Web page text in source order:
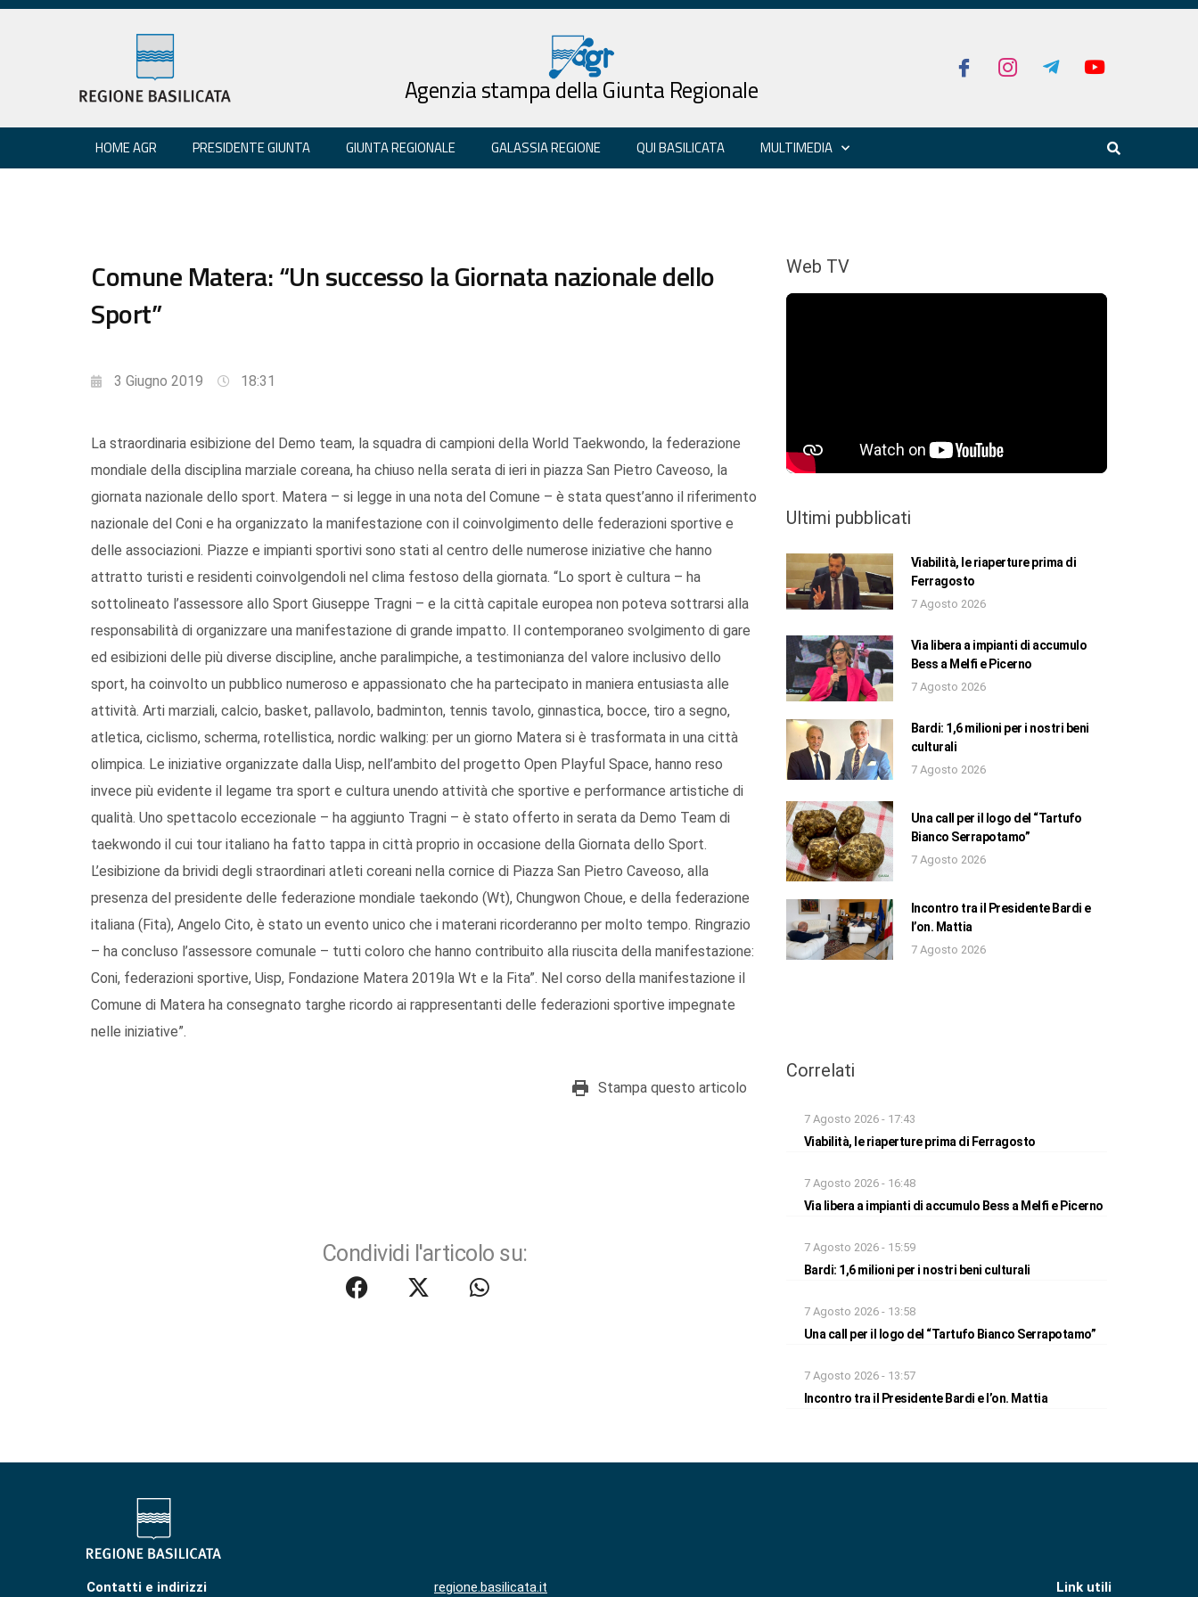
Agenzia stampa della Giunta Regionale
HOME AGR PRESIDENTE GIUNTA GIUNTA REGIONALE GALASSIA REGIONE QUI BASILICATA MULTIMEDIA
Comune Matera: “Un successo la Giornata nazionale dello
Sport”
3 Giugno 2019 18:31
La straordinaria esibizione del Demo team, la squadra di campioni della World Taekwondo, la federazione
mondiale della disciplina marziale coreana, ha chiuso nella serata di ieri in piazza San Pietro Caveoso, la
giornata nazionale dello sport. Matera – si legge in una nota del Comune – è stata quest’anno il riferimento
nazionale del Coni e ha organizzato la manifestazione con il coinvolgimento delle federazioni sportive e
delle associazioni. Piazze e impianti sportivi sono stati al centro delle numerose iniziative che hanno
attratto turisti e residenti coinvolgendoli nel clima festoso della giornata. “Lo sport è cultura – ha
sottolineato l’assessore allo Sport Giuseppe Tragni – e la città capitale europea non poteva sottrarsi alla
responsabilità di organizzare una manifestazione di grande impatto. Il contemporaneo svolgimento di gare
ed esibizioni delle più diverse discipline, anche paralimpiche, a testimonianza del valore inclusivo dello
sport, ha coinvolto un pubblico numeroso e appassionato che ha partecipato in maniera entusiasta alle
attività. Arti marziali, calcio, basket, pallavolo, badminton, tennis tavolo, ginnastica, bocce, tiro a segno,
atletica, ciclismo, scherma, rotellistica, nordic walking: per un giorno Matera si è trasformata in una città
olimpica. Le iniziative organizzate dalla Uisp, nell’ambito del progetto Open Playful Space, hanno reso
invece più evidente il legame tra sport e cultura unendo attività che sportive e performance artistiche di
qualità. Uno spettacolo eccezionale – ha aggiunto Tragni – è stato offerto in serata da Demo Team di
taekwondo il cui tour italiano ha fatto tappa in città proprio in occasione della Giornata dello Sport.
L’esibizione da brividi degli straordinari atleti coreani nella cornice di Piazza San Pietro Caveoso, alla
presenza del presidente delle federazione mondiale taekondo (Wt), Chungwon Choue, e della federazione
italiana (Fita), Angelo Cito, è stato un evento unico che i materani ricorderanno per molto tempo. Ringrazio
– ha concluso l’assessore comunale – tutti coloro che hanno contribuito alla riuscita della manifestazione:
Coni, federazioni sportive, Uisp, Fondazione Matera 2019la Wt e la Fita”. Nel corso della manifestazione il
Comune di Matera ha consegnato targhe ricordo ai rappresentanti delle federazioni sportive impegnate
nelle iniziative”.
Stampa questo articolo
Condividi l'articolo su:
Web TV
Ultimi pubblicati
Viabilità, le riaperture prima di
Ferragosto
7 Agosto 2026
Via libera a impianti di accumulo
Bess a Melfi e Picerno
7 Agosto 2026
Bardi: 1,6 milioni per i nostri beni
culturali
7 Agosto 2026
Una call per il logo del “Tartufo
Bianco Serrapotamo”
7 Agosto 2026
Incontro tra il Presidente Bardi e
l’on. Mattia
7 Agosto 2026
Correlati
7 Agosto 2026 - 17:43
Viabilità, le riaperture prima di Ferragosto
7 Agosto 2026 - 16:48
Via libera a impianti di accumulo Bess a Melfi e Picerno
7 Agosto 2026 - 15:59
Bardi: 1,6 milioni per i nostri beni culturali
7 Agosto 2026 - 13:58
Una call per il logo del “Tartufo Bianco Serrapotamo”
7 Agosto 2026 - 13:57
Incontro tra il Presidente Bardi e l’on. Mattia
Contatti e indirizzi regione.basilicata.it Link utili